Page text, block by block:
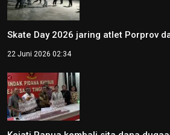
Skate Day 2026 jaring atlet Porprov
22 Juni 2026 02:34